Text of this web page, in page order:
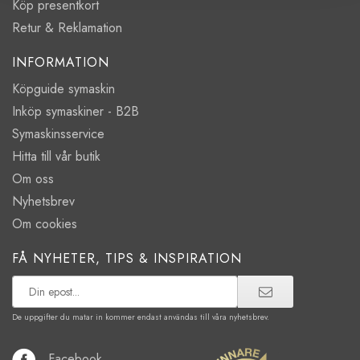
Köp presentkort
Retur & Reklamation
INFORMATION
Köpguide symaskin
Inköp symaskiner - B2B
Symaskinsservice
Hitta till vår butik
Om oss
Nyhetsbrev
Om cookies
FÅ NYHETER, TIPS & INSPIRATION
De uppgifter du matar in kommer endast användas till våra nyhetsbrev.